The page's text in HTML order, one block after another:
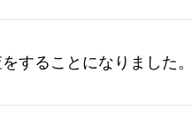
することになりました